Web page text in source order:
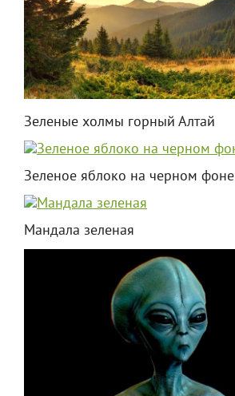
Зеленые холмы горный Алтай
Зеленое яблоко на черном фоне
Мандала зеленая